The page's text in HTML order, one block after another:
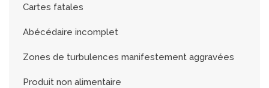
Cartes fatales
Abécédaire incomplet
Zones de turbulences manifestement aggravées
Produit non alimentaire